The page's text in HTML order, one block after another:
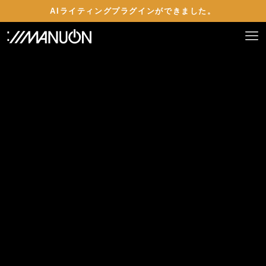
AIライティングプラグインができました。